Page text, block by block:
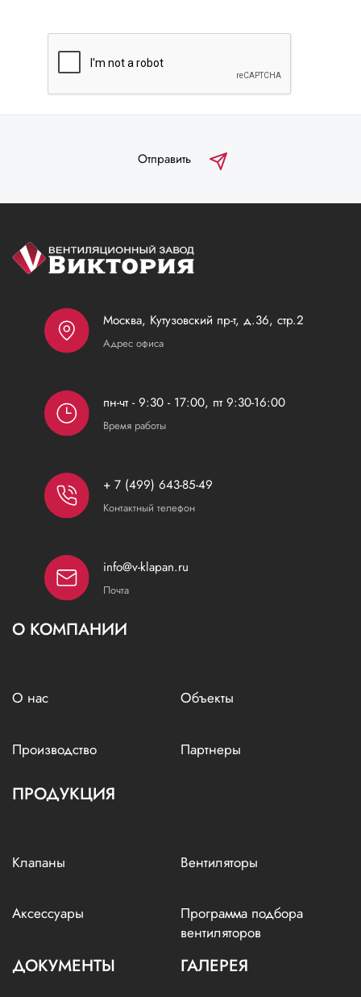
Отправить
Москва, Кутузовский пр-т, д.36, стр.2
Адрес офиса
пн-чт - 9:30 - 17:00, пт 9:30-16:00
Время работы
+ 7 (499) 643-85-49
Контактный телефон
info@v-klapan.ru
Почта
О КОМПАНИИ
О нас Объекты
Производство Партнеры
ПРОДУКЦИЯ
Клапаны Вентиляторы
Аксессуары
Программа подбора
вентиляторов
ДОКУМЕНТЫ ГАЛЕРЕЯ